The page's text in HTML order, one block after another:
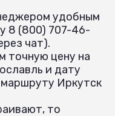
удобным
8 (800) 707-46-
чат).
точную цену на
и дату
Иркутск
то